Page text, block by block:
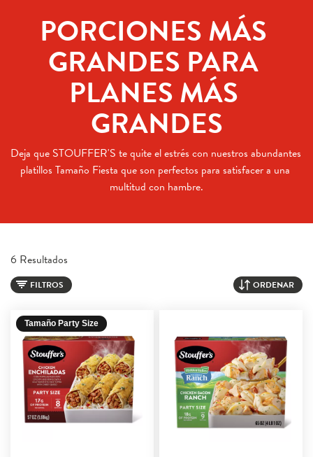
PORCIONES MÁS
GRANDES PARA
PLANES MÁS
GRANDES
Deja que STOUFFER'S te quite el estrés con nuestros abundantes
platillos Tamaño Fiesta que son perfectos para satisfacer a una
multitud con hambre.
6 Resultados
FILTROS ORDENAR
Tamaño Party Size